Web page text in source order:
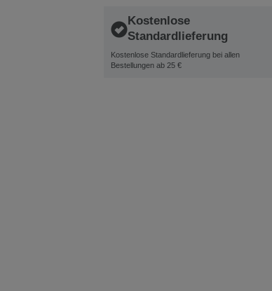
Kostenlose
Standardlieferung
Kostenlose Standardlieferung bei allen
Bestellungen ab 25 €